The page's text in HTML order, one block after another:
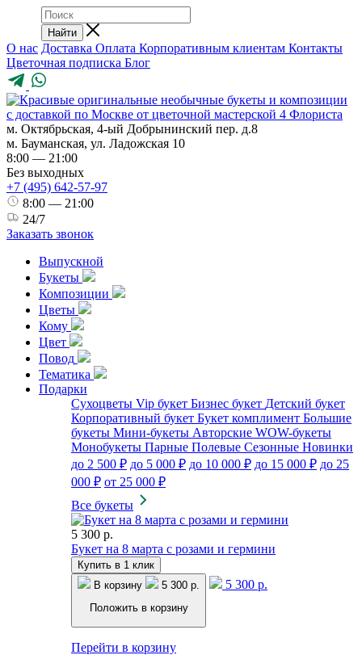
Найти
О нас Доставка Оплата Корпоративным клиентам Контакты
Цветочная подписка Блог
м. Октябрьская, 4-ый Добрынинский пер. д.8
м. Бауманская, ул. Ладожская 10
8:00 — 21:00
Без выходных
+7 (495) 642-57-97
8:00 — 21:00
24/7
Заказать звонок
Выпускной
Букеты
Композиции
Цветы
Кому
Цвет
Повод
Тематика
Подарки
Сухоцветы Vip букет Бизнес букет Детский букет
Корпоративный букет Букет комплимент Большие
букеты Мини-букеты Авторские WOW-букеты
Монобукеты Парные Полевые Сезонные Новинки
до 2 500 ₽ до 5 000 ₽ до 10 000 ₽ до 15 000 ₽ до 25
000 ₽ от 25 000 ₽
Все букеты
5 300 р.
Букет на 8 марта с розами и гермини
Купить в 1 клик
В корзину
5 300 р.
Положить в корзину
5 300 р.
Перейти в корзину